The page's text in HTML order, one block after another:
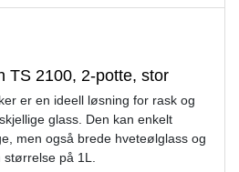
TS 2100, 2-potte, stor
er en ideell løsning for rask og
glass. Den kan enkelt
men også brede hveteølglass og
på 1L.